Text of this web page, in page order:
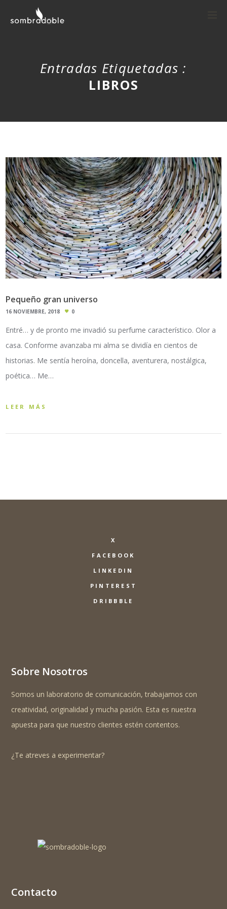
Entradas Etiquetadas :
LIBROS
Pequeño gran universo
16 NOVIEMBRE, 2018 0
Entré… y de pronto me invadió su perfume característico. Olor a
casa. Conforme avanzaba mi alma se dividía en cientos de
historias. Me sentía heroína, doncella, aventurera, nostálgica,
poética… Me…
LEER MÁS
X
FACEBOOK
LINKEDIN
PINTEREST
DRIBBBLE
Sobre Nosotros
Somos un laboratorio de comunicación, trabajamos con
creatividad, originalidad y mucha pasión. Esta es nuestra
apuesta para que nuestro clientes estén contentos.
¿Te atreves a experimentar?
Contacto